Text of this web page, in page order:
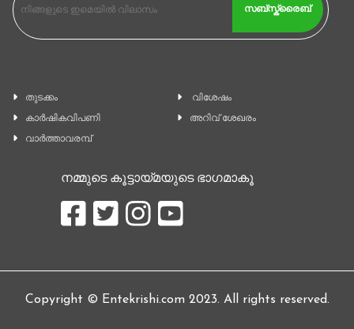
സബ്സ്ക്രൈബ്
തുടക്കം
കാ‍ർഷികവിപണി
വാര്‍ത്താവരമ്പ്
വിശേഷം
അറിവ് ശേഖരം
നമ്മുടെ കൂട്ടായ്മയുടെ ഭാഗമാകൂ
Copyright © Entekrishi.com 2023. All rights reserved.